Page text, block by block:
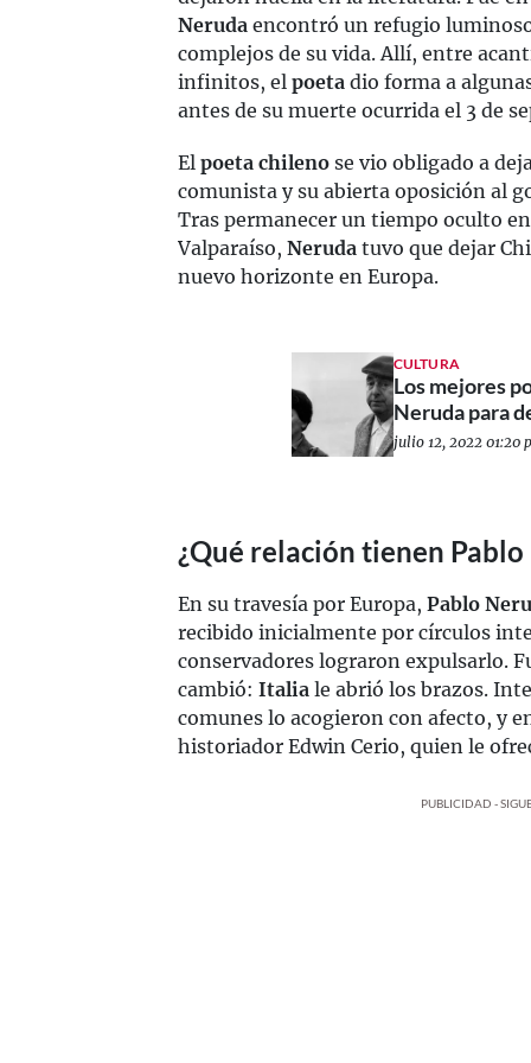
Neruda encontró un refugio
complejos de su vida. Allí, entre
infinitos, el poeta dio forma a
antes de su muerte ocurrida el 3 de
El poeta chileno se vio obligado a
comunista y su abierta oposición al
Tras permanecer un tiempo oculto
Valparaíso, Neruda tuvo que dejar
nuevo horizonte en Europa.
CULTURA
Los mejores
Neruda para
julio 12, 2022 01:20
¿Qué relación tienen
En su travesía por Europa, Pablo
recibido inicialmente por círculos
conservadores lograron expulsarlo.
cambió: Italia le abrió los brazos.
comunes lo acogieron con afecto, y
historiador Edwin Cerio, quien le
PUBLICIDAD -